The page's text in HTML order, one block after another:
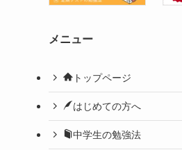
メニュー
トップページ
はじめての方へ
中学生の勉強法